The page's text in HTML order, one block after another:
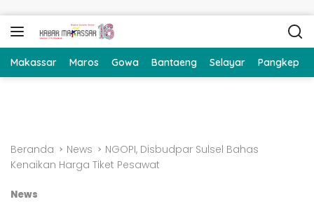
Makassar Maros Gowa Bantaeng Selayar Pangkep
Beranda News
NGOPI, Disbudpar Sulsel Bahas
Kenaikan Harga Tiket Pesawat
News